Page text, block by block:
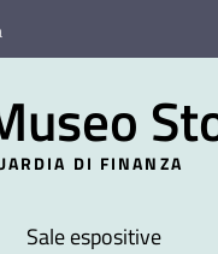
DI FINANZA
Sale espositive